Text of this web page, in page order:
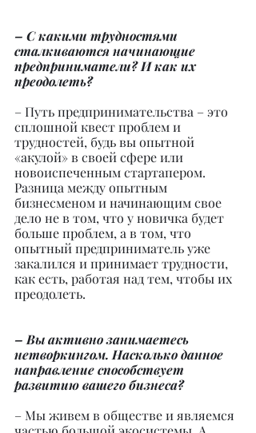
– С какими трудностями
сталкиваются начинающие
предприниматели? И как их
преодолеть?
– Путь предпринимательства – это
сплошной квест проблем и
трудностей, будь вы опытной
«акулой» в своей сфере или
новоиспеченным стартапером.
Разница между опытным
бизнесменом и начинающим свое
дело не в том, что у новичка будет
больше проблем, а в том, что
опытный предприниматель уже
закалился и принимает трудности,
как есть, работая над тем, чтобы их
преодолеть.
– Вы активно занимаетесь
нетворкингом. Насколько данное
направление способствует
развитию вашего бизнеса?
– Мы живем в обществе и являемся